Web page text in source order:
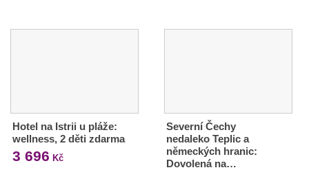
Hotel na Istrii u pláže:
wellness, 2 děti zdarma
3 696 Kč
Severní Čechy
nedaleko Teplic a
německých hranic:
Dovolená na…